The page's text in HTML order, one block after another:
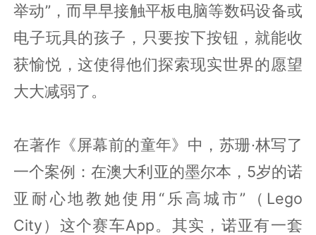
举动”，而早早接触平板电脑等数码设备或
电子玩具的孩子，只要按下按钮，就能收
获愉悦，这使得他们探索现实世界的愿望
大大减弱了。
在著作《屏幕前的童年》中，苏珊·林写了
一个案例：在澳大利亚的墨尔本，5岁的诺
亚耐心地教她使用“乐高城市”（Lego
City）这个赛车App。其实，诺亚有一套